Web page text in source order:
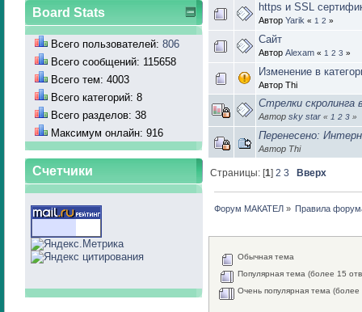
Board Stats
Всего пользователей: 806
Всего сообщений: 115658
Всего тем: 4003
Всего категорий: 8
Всего разделов: 38
Максимум онлайн: 916
Счетчики
https и SSL
Автор Yarik « 1 2 »
Сайт
Автор Alexam « 1 2 3 »
Изменение в
Автор Thi
Стрелки скролинга
Автор sky star « 1 2 3»
Перенесено:
Автор Thi
Страницы: [1]2 3 Вверх
Форум МАКАТЕЛ» Правила
Обычная тема
Популярная тема (более 15
Очень популярная тема (более